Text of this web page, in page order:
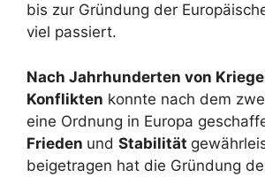
bis zur Gründung der
viel passiert.
Nach Jahrhunderten von
Konflikten konnte nach dem
eine Ordnung in Europa
Frieden und Stabilität
beigetragen hat die Gründung